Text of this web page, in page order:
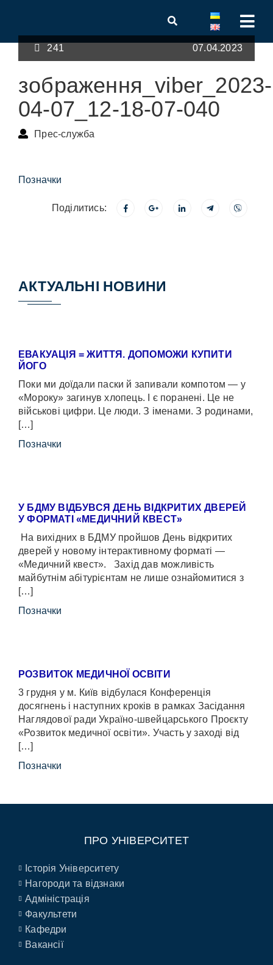
241 07.04.2023
зображення_viber_2023-
04-07_12-18-07-040
Прес-служба
Позначки
Поділитись:
АКТУАЛЬНІ НОВИНИ
ЕВАКУАЦІЯ = ЖИТТЯ. ДОПОМОЖИ КУПИТИ
ЙОГО
Поки ми доїдали паски й запивали компотом — у
«Мороку» загинув хлопець. І є поранені. Це не
військові цифри. Це люди. З іменами. З родинами,
[…]
Позначки
У БДМУ ВІДБУВСЯ ДЕНЬ ВІДКРИТИХ ДВЕРЕЙ
У ФОРМАТІ «МЕДИЧНИЙ КВЕСТ»
На вихідних в БДМУ пройшов День відкритих
дверей у новому інтерактивному форматі —
«Медичний квест». Захід дав можливість
майбутнім абітурієнтам не лише ознайомитися з
[…]
Позначки
РОЗВИТОК МЕДИЧНОЇ ОСВІТИ
3 грудня у м. Київ відбулася Конференція
досягнень і наступних кроків в рамках Засідання
Наглядової ради Україно-швейцарського Проєкту
«Розвиток медичної освіти». Участь у заході від
[…]
Позначки
ПРО УНІВЕРСИТЕТ
Історія Університету
Нагороди та відзнаки
Адміністрація
Факультети
Кафедри
Вакансії